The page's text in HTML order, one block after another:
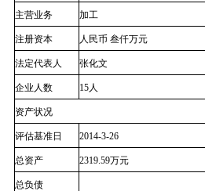
主营业务 加工
注册资本 人民币 叁仟万元
法定代表人 张化文
企业人数 15人
资产状况
评估基准日 2014-3-26
总资产 2319.59万元
总负债